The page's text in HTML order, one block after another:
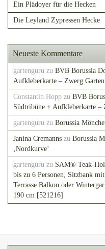
Ein Plädoyer für die Hecken
Die Leyland Zypressen Hecke
Neueste Kommentare
gartenguru zu BVB Borussia
Aufkleberkarte – Zwerg Garten
Constantin Hopp zu BVB
Südtribüne + Aufkleberkarte –
gartenguru zu Borussia
Janina Cremanns zu Borussia
‚Nordkurve‘
gartenguru zu SAM® Teak-
bis zu 6 Personen, Sitzbank
Terrasse Balkon oder
190 cm [521216]